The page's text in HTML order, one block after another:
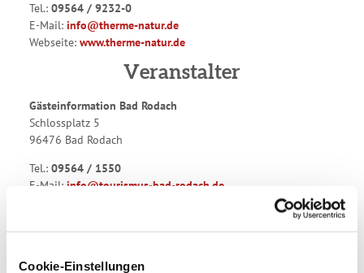
Cookie-Einstellungen
Tel.: 09564 / 9232-0
E-Mail: info@therme-natur.de
Webseite: www.therme-natur.de
Veranstalter
Gästeinformation Bad Rodach
Schlossplatz 5
96476 Bad Rodach
Tel.: 09564 / 1550
E-Mail: info@tourismus-bad-rodach.de
Anreise planen